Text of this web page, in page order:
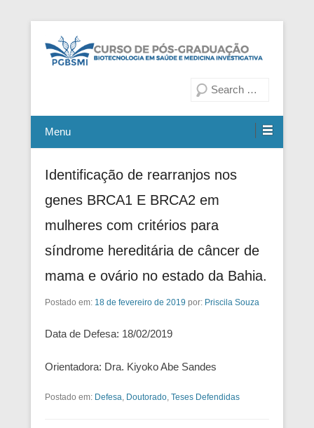
Curso de Pós-Graduação em
Medicina Investigativa
Menu
Identificação de rearranjos nos
genes BRCA1 E BRCA2 em
mulheres com critérios para
síndrome hereditária de câncer de
mama e ovário no estado da Bahia.
Postado em: 18 de fevereiro de 2019 por: Priscila Souza
Data de Defesa: 18/02/2019
Orientadora: Dra. Kiyoko Abe Sandes
Postado em: Defesa, Doutorado, Teses Defendidas